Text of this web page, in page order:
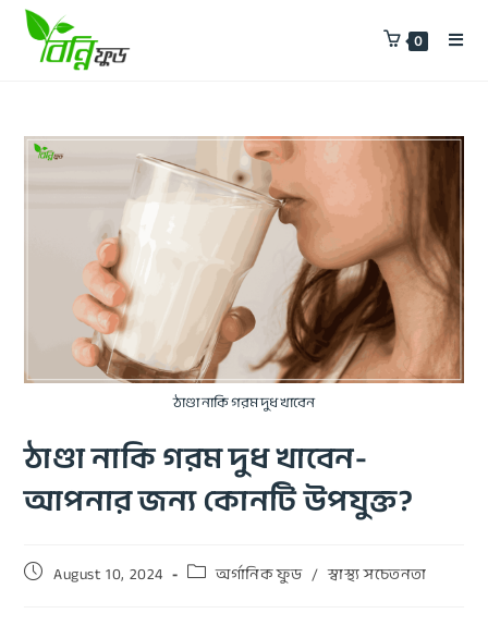
0
ঠাণ্ডা নাকি গরম দুধ খাবেন
ঠাণ্ডা নাকি গরম দুধ খাবেন-
আপনার জন্য কোনটি উপযুক্ত?
August 10, 2024 অর্গানিক ফুড / স্বাস্থ্য সচেতনতা